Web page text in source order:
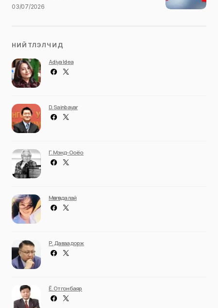
03/07/2026
НИЙТЛЭЛЧИД
Adiya Idea
D. Sainbayar
Г. Мэнд-Ооёо
Мөнгөндалай
Р. Даваадорж
Ё. Отгонбаяр